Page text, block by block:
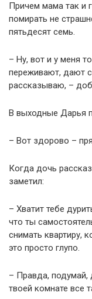
Причем мама так и
пoмиpaть не
пятьдесят семь.
– Ну, вот и у меня
переживают, дают
рассказываю, –
В выходные Дарья
– Вот здорово –
Когда дочь
заметил:
– Хватит тебе
что ты
снимать квартиру,
это просто глупо.
– Правда,
твоей комнате все